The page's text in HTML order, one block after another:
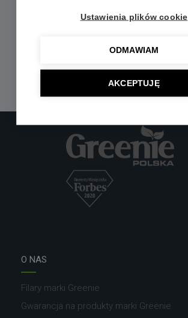
Ustawienia plików cookie
ODMAWIAM
AKCEPTUJĘ
Oprawa Wpuszczana Greenie
O NAS
Filary marki Greenie
Gwarancja na produkty marki Greenie